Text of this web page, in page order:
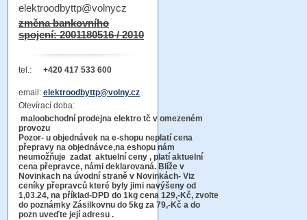
elektroodbyttp@volnycz
změna bankovního
spojení: 2001180516 / 2010
tel.: +420 417 533 600
email: elektroodbyttp@volny.cz
Otevírací doba:
maloobchodní prodejna elektro tč v omezeném
provozu
Pozor- u objednávek na e-shopu neplatí cena
přepravy na objednávce,na eshopu nám
neumožňuje zadat aktuelní ceny , platí aktuelní
cena přepravce, námi deklarovaná. Blíže v
Novinkach na úvodní straně v Novinkách- Viz
ceníky přepravců které byly jimi navýšeny od
1,03.24, na příklad-DPD do 1kg cena 129,-Kč, zvolte
do poznámky Zásilkovnu do 5kg za 79,-Kč a do
pozn uveďte její adresu .